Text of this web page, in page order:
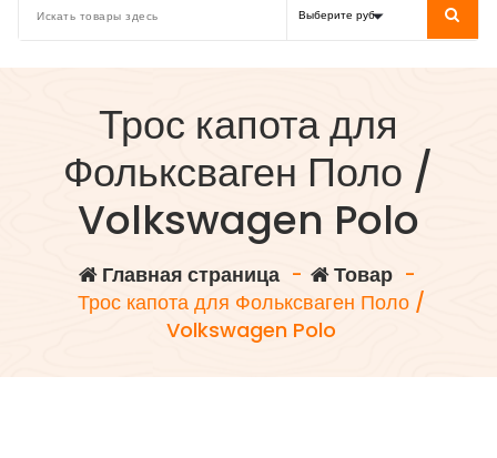
Трос капота для
Фольксваген Поло /
Volkswagen Polo
Главная страница- Товар-
Трос капота для Фольксваген Поло /
Volkswagen Polo